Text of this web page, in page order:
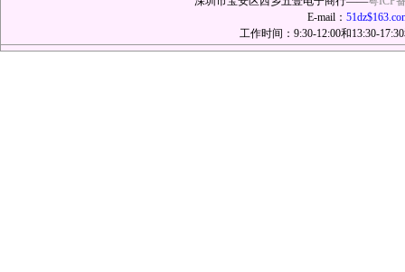
E-mail：
工作时间：9:30-12:00和13:30-